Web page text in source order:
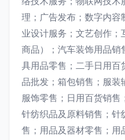
理；广告发布；数字内容
业设计服务；文艺创作
商品）；汽车装饰用品销
具用品零售；二手日用百
品批发；箱包销售；服装
服饰零售；日用百货销售
针纺织品及原料销售；针
售；用品及器材零售；用